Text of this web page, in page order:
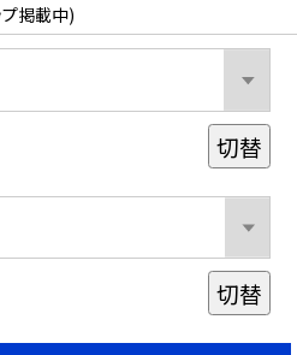
掲載中)
切替
切替